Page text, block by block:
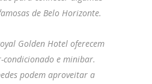
de Belo Horizonte.
Golden Hotel oferecem
condicionado e minibar.
podem aproveitar a